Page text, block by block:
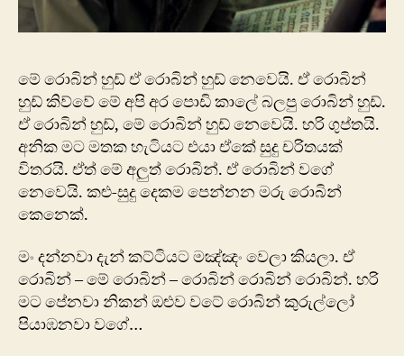
මේ රොබින් හුඩ් ඒ රොබින් හුඩ් නෙවෙයි. ඒ රොබින්
හුඩ් කිව්වේ මේ අපි අර පොඩි කාලේ බලපු රොබින් හුඩ්.
ඒ රොබින් හුඩ්, මේ රොබින් හුඩ් නෙවෙයි. හරි ගුප්තයි.
අනික මට මතක හැටියට එයා ඒකේ සුදු චරිතයක්
විතරයි. ඒත් මේ අලුත් රොබින්. ඒ රොබින් වගේ
නෙවෙයි. කළු-සුදු දෙකම පෙන්නන මරු රොබින්
කෙනෙක්.
මං දන්නවා දැන් කට්ටියට මඤ්ඤං වෙලා කියලා. ඒ
රොබින් – මේ රොබින් – රොබින් රොබින් රොබින්. හරි
මට පේනවා නිකන් ඔළුව වටේ රොබින් කුරුල්ලෝ
පියාඹනවා වගේ…